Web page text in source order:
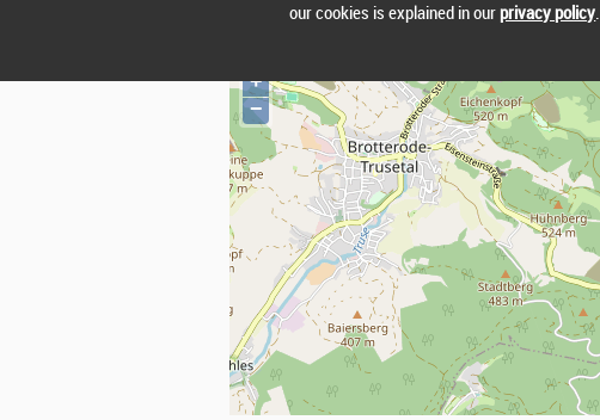
+
−
our cookies is explained in ourprivacy policy.